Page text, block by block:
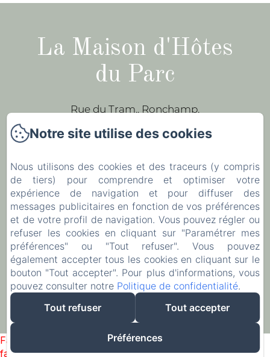
La Maison d'Hôtes
du Parc
Rue du Tram,, Ronchamp,
Téléphone: +33 6 47 17 70 83 / +33 3 84 63
leparc-egeorges@wanadoo.fr
Accueil
Les chambres
Contact
EN
FR
Failed to load BookingEngine/index: Loading chunk 93
failed. (missing:
Notre site utilise des cookies
Nous utilisons des cookies et des traceurs (y compris
de tiers) pour comprendre et optimiser votre
expérience de navigation et pour diffuser des
messages publicitaires en fonction de vos préférences
et de votre profil de navigation. Vous pouvez régler ou
refuser les cookies en cliquant sur "Paramétrer mes
préférences" ou "Tout refuser". Vous pouvez
également accepter tous les cookies en cliquant sur le
bouton "Tout accepter". Pour plus d'informations, vous
pouvez consulter notre Politique de confidentialité.
Tout refuser
Tout accepter
Préférences